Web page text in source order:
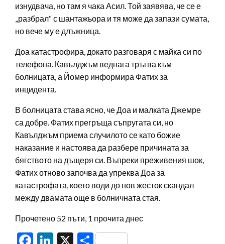
изнудвача, но там я чака Асил. Той заявява, че се е
„разбрал“ с шантажьора и тя може да запази сумата,
но вече му е длъжница.
Доа катастрофира, докато разговаря с майка си по
телефона. Кавълджъм веднага тръгва към
болницата, а Йомер информира Фатих за
инцидента.
В болницата става ясно, че Доа и малката Джемре
са добре. Фатих прегръща съпругата си, но
Кавълджъм приема случилото се като божие
наказание и настоява да разбере причината за
бягството на дъщеря си. Въпреки преживения шок,
Фатих отново започва да упреква Доа за
катастрофата, което води до нов жесток скандал
между двамата още в болничната стая.
Прочетено 52 пъти, 1 прочита днес
Facebook
LinkedIn
X Share